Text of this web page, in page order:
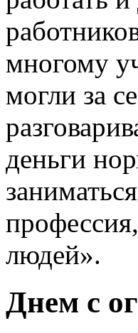
многому
могли за
деньги
людей».
Днем с